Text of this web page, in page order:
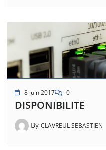
8 juin 2017 0
DISPONIBILITE
By CLAVREUL SEBASTIEN